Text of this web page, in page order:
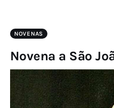
NOVENAS
Novena a São